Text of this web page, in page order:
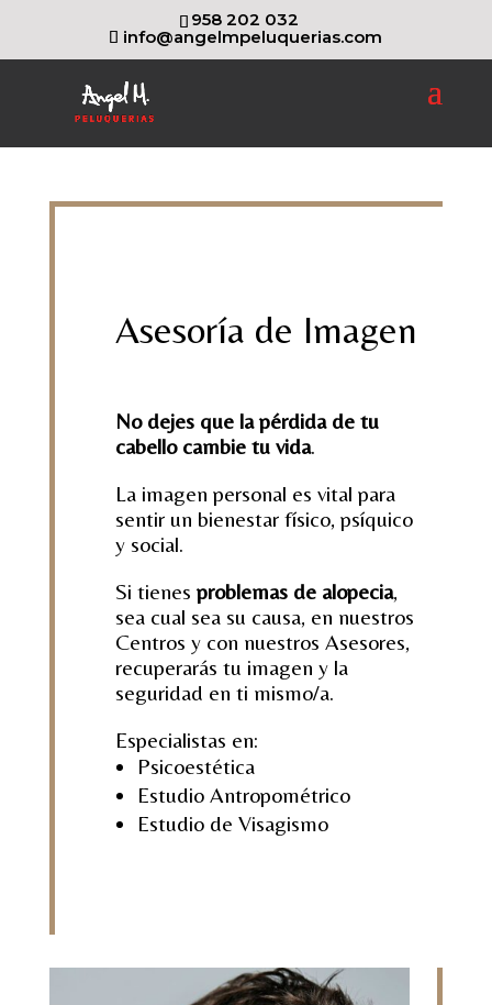
958 202 032
info@angelmpeluquerias.com
Asesoría de Imagen
No dejes que la pérdida de tu
cabello cambie tu vida.
La imagen personal es vital para
sentir un bienestar físico, psíquico
y social.
Si tienes problemas de alopecia,
sea cual sea su causa, en nuestros
Centros y con nuestros Asesores,
recuperarás tu imagen y la
seguridad en ti mismo/a.
Especialistas en:
Psicoestética
Estudio Antropométrico
Estudio de Visagismo